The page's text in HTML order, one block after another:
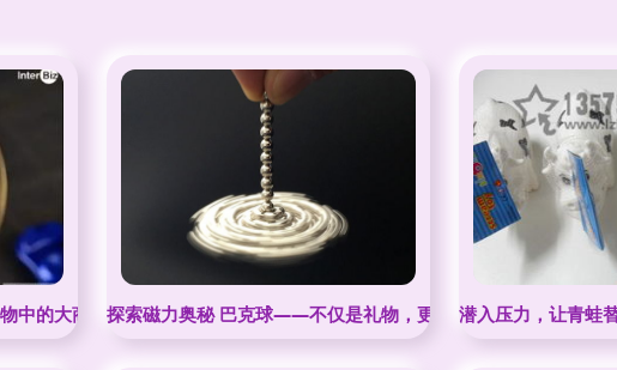
中的大商机探索磁力奥秘 巴克球——不仅是礼物，更是减压神器潜入压力，让青蛙